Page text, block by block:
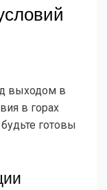
выходом в
в горах
готовы